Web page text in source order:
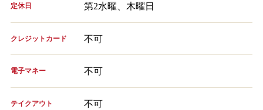
定休日 第2水曜、木曜日
クレジットカード 不可
電子マネー 不可
テイクアウト 不可